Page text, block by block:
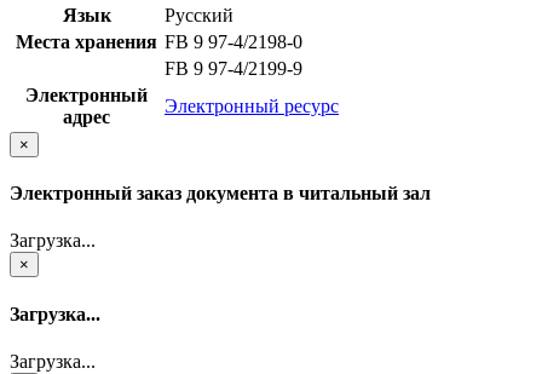
Язык
Русский
Места хранения FB 9 97-4/2198-0
FB 9 97-4/2199-9
Электронный
адрес
Электронный ресурс
×
Электронный заказ документа в читальный зал
Загрузка...
×
Загрузка...
Загрузка...